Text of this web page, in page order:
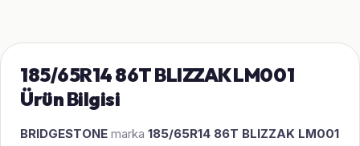
185/65R14 86T BLIZZAK LM001
Ürün Bilgisi
BRIDGESTONE marka 185/65R14 86T BLIZZAK LM001